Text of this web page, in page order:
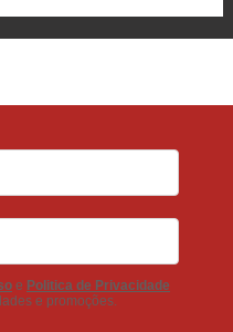
e Politica de Privacidade
e promoções.